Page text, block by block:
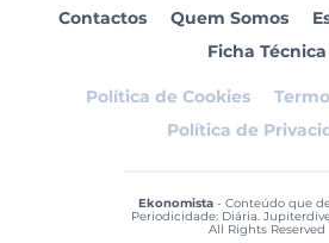
Contactos Quem Somos
Ficha Técnica
Política de Cookies
Política de
Ekonomista- Conteúdo que
Periodicidade: Diária.
All Rights Reserved